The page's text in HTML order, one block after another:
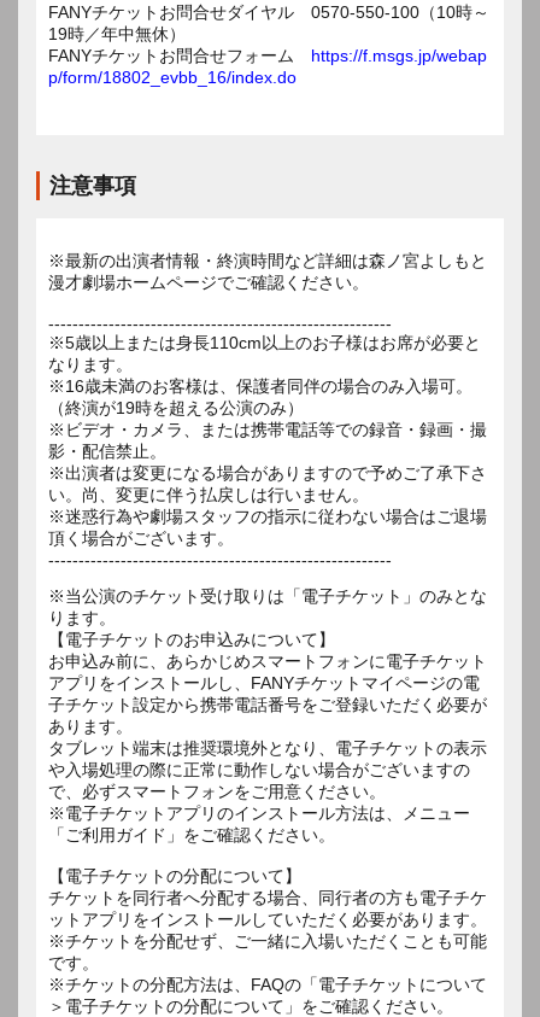
FANYチケットお問合せダイヤル 0570-550-100（10時～
19時／年中無休）
FANYチケットお問合せフォーム https://f.msgs.jp/webap
p/form/18802_evbb_16/index.do
注意事項
※最新の出演者情報・終演時間など詳細は森ノ宮よしもと
漫才劇場ホームページでご確認ください。
---------------------------------------------------------
※5歳以上または身長110cm以上のお子様はお席が必要と
なります。
※16歳未満のお客様は、保護者同伴の場合のみ入場可。
（終演が19時を超える公演のみ）
※ビデオ・カメラ、または携帯電話等での録音・録画・撮
影・配信禁止。
※出演者は変更になる場合がありますので予めご了承下さ
い。尚、変更に伴う払戻しは行いません。
※迷惑行為や劇場スタッフの指示に従わない場合はご退場
頂く場合がございます。
---------------------------------------------------------
※当公演のチケット受け取りは「電子チケット」のみとな
ります。
【電子チケットのお申込みについて】
お申込み前に、あらかじめスマートフォンに電子チケット
アプリをインストールし、FANYチケットマイページの電
子チケット設定から携帯電話番号をご登録いただく必要が
あります。
タブレット端末は推奨環境外となり、電子チケットの表示
や入場処理の際に正常に動作しない場合がございますの
で、必ずスマートフォンをご用意ください。
※電子チケットアプリのインストール方法は、メニュー
「ご利用ガイド」をご確認ください。
【電子チケットの分配について】
チケットを同行者へ分配する場合、同行者の方も電子チケ
ットアプリをインストールしていただく必要があります。
※チケットを分配せず、ご一緒に入場いただくことも可能
です。
※チケットの分配方法は、FAQの「電子チケットについて
＞電子チケットの分配について」をご確認ください。